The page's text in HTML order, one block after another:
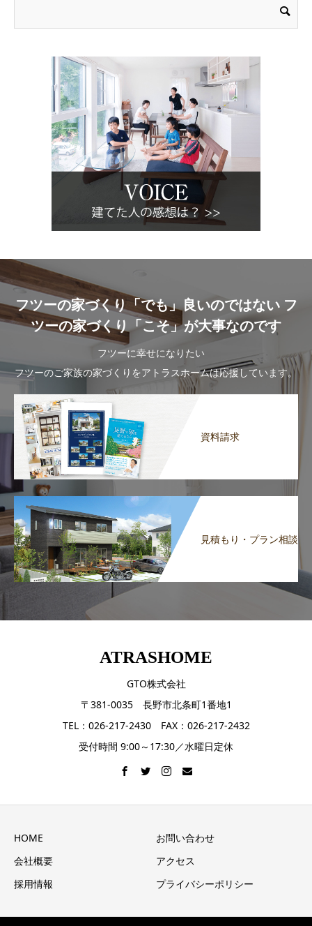
フツーの家づくり「でも」良いのではない フ
ツーの家づくり「こそ」が大事なのです
フツーに幸せになりたい
フツーのご家族の家づくりをアトラスホームは応援しています。
資料請求
見積もり・プラン相談
ATRASHOME
GTO株式会社
〒381-0035 長野市北条町1番地1
TEL：026-217-2430 FAX：026-217-2432
受付時間 9:00～17:30／水曜日定休
HOME
お問い合わせ
会社概要
アクセス
採用情報
プライバシーポリシー